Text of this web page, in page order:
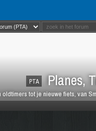
PTA Planes,
tot je nieuwe fiets, van